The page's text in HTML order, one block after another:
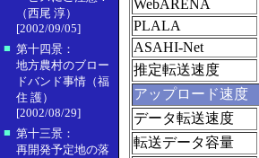
（西尾 淳）
[2002/09/05]
■ 第十四景：
地方農村のブロー
ドバンド事情（福
住 護）
[2002/08/29]
■ 第十三景：
再開発予定地の落
WebARENA
PLALA
ASAHI-Net
推定転送速度
アップロード速度
データ転送速度
転送データ容量